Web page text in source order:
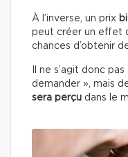
À l’inverse, un prix
peut créer un effet
chances d’obtenir
Il ne s’agit donc
demander », mais
sera perçu dans le